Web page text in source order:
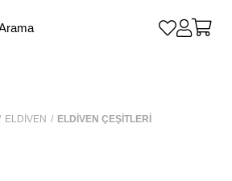
ELDİVEN ELDİVEN ÇEŞİTLERİ